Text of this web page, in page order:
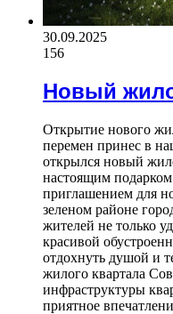
30.09.2025
156
Новый
Открытие нового
перемен принес в
открылся новый
настоящим
приглашением для
зеленом районе
жителей не только
красивой
отдохнуть душой и
жилого квартала
инфраструктуры
приятное